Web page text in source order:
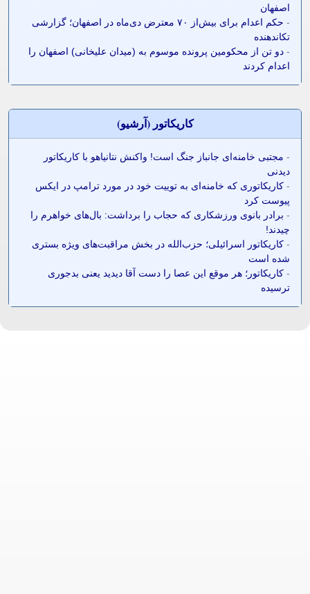
اصفهان
-
حکم اعدام برای بیش‌از ۷۰ معترض دی‌ماه در اصفهان؛ گزارشی
تکاندهنده
- دو تن از محکومین پرونده موسوم به (میدان علیخانی) اصفهان را
اعدام کردند
کاريکاتور (آرشيو)
- مجتبی خامنه‌ای جانباز جنگ است! واکنش نتانیاهو با کاریکاتور
دیدنی
- کاریکاتوری که خامنه‌ای به توییت خود در مورد ترامپ در ایکس
پیوست کرد
- برادر بانوی ورزشکاری که حجاب را برداشت: بال‌های خواهرم را
چیدند!
- کاریکاتور اسرائیلی؛ حزب‌الله در بخش مراقبت‌های ویژه بستری
شده است
- کاریکاتور؛ هر موقع این عصا را دست آقا دیدید یعنی بدجوری
ترسیده